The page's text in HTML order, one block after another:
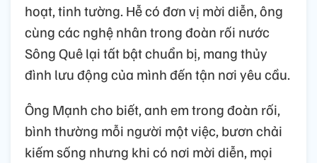
hoạt, tinh tường. Hễ có đơn vị mời diễn, ông
cùng các nghệ nhân trong đoàn rối nước
Sông Quê lại tất bật chuẩn bị, mang thủy
đình lưu động của mình đến tận nơi yêu cầu.
Ông Mạnh cho biết, anh em trong đoàn rối,
bình thường mỗi người một việc, bươn chải
kiếm sống nhưng khi có nơi mời diễn, mọi